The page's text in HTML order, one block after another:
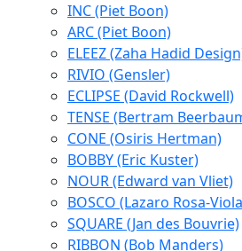
INC (Piet Boon)
ARC (Piet Boon)
ELEEZ (Zaha Hadid
RIVIO (Gensler)
ECLIPSE (David Rockwell)
TENSE (Bertram
CONE (Osiris Hertman)
BOBBY (Eric Kuster)
NOUR (Edward van Vliet)
BOSCO (Lazaro Rosa-
SQUARE (Jan des Bouvrie)
RIBBON (Bob Manders)